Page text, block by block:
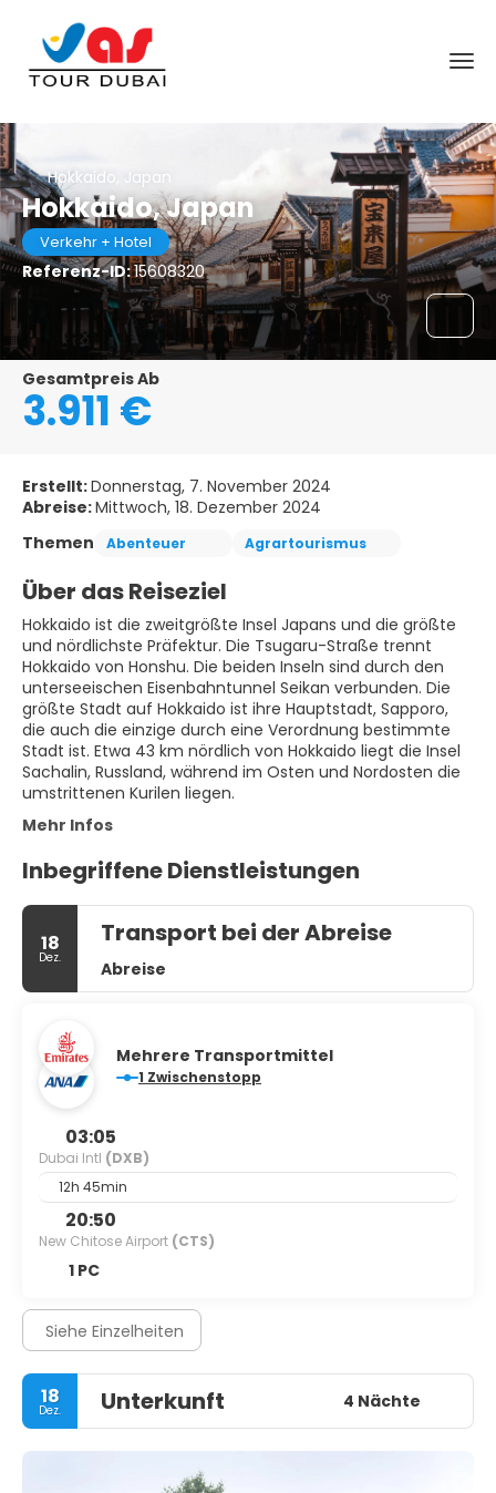
Hokkaido, Japan
Hokkaido, Japan
Verkehr + Hotel
Referenz-ID:15608320
Gesamtpreis Ab
3.911 €
Erstellt:Donnerstag, 7. November 2024
Abreise:Mittwoch, 18. Dezember 2024
Themen
Abenteuer Agrartourismus
Über das Reiseziel
Hokkaido ist die zweitgrößte Insel Japans und die größte
und nördlichste Präfektur. Die Tsugaru-Straße trennt
Hokkaido von Honshu. Die beiden Inseln sind durch den
unterseeischen Eisenbahntunnel Seikan verbunden. Die
größte Stadt auf Hokkaido ist ihre Hauptstadt, Sapporo,
die auch die einzige durch eine Verordnung bestimmte
Stadt ist. Etwa 43 km nördlich von Hokkaido liegt die Insel
Sachalin, Russland, während im Osten und Nordosten die
umstrittenen Kurilen liegen.
Mehr Infos
Inbegriffene Dienstleistungen
18
Dez.
Transport bei der Abreise
Abreise
Mehrere Transportmittel
1 Zwischenstopp
03:05
Dubai Intl (DXB)
12h 45min
20:50
New Chitose Airport (CTS)
1 PC
Siehe Einzelheiten
18
Dez. Unterkunft 4 Nächte